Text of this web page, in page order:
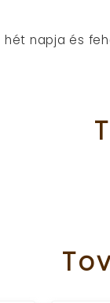
napja és